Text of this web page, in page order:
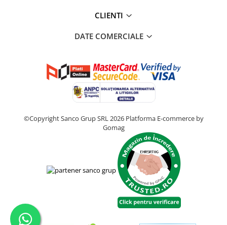
CLIENTI
DATE COMERCIALE
©Copyright Sanco Grup SRL 2026 Platforma E-commerce by
Gomag